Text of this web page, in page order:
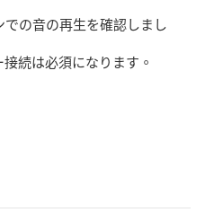
の音の再生を確認しまし
続は必須になります。